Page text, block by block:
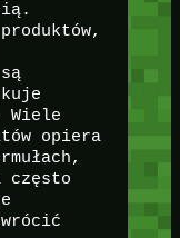
Wiele
opiera
często